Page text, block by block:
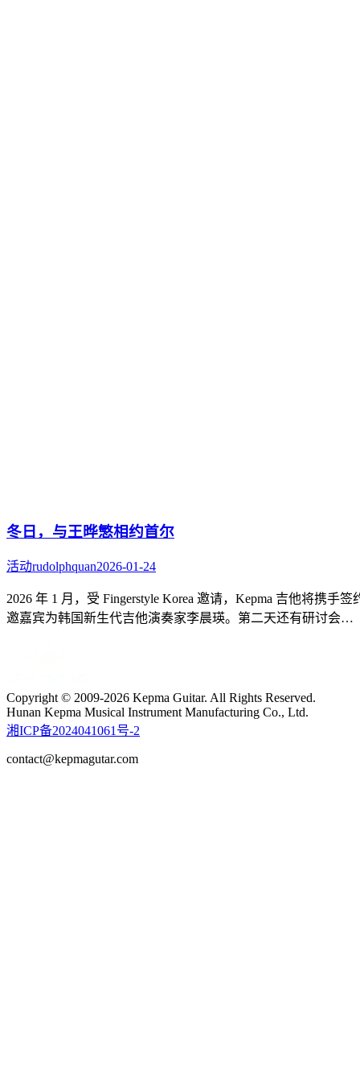
冬日，与王晔慜相约首尔
活动rudolphquan2026-01-24
2026 年 1 月，受 Fingerstyle Korea 邀请，Kepma 吉他将携
邀嘉宾为韩国新生代吉他演奏家李晨瑛。第二天还有研讨会…
Copyright © 2009-2026 Kepma Guitar. All Rights Reserved.
Hunan Kepma Musical Instrument Manufacturing Co., Ltd.
湘ICP备2024041061号-2
contact@kepmagutar.com